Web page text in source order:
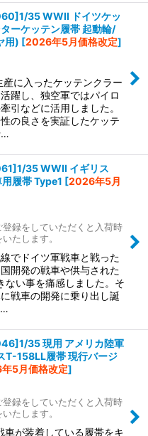
35 WWII ドイツケッ
ーケッテン履帯 起動輪/
用) [2026年5月価格改定]
に入ったケッテンクラー
躍し、独空軍ではパイロ
引などに活用しました。
の良さを実証したケッテ
…
35 WWII イギリス
履帯 Type1 [2026年5月
録をしていただくと入荷時
たします。
でドイツ軍戦車と戦った
開発の戦車や供与された
ない事を痛感しました。そ
戦車の開発に乗り出し誕
…
35 現用 アメリカ陸軍
T-158LL履帯 現行バージ
5月価格改定]
録をしていただくと入荷時
たします。
車が装着している履帯をキ